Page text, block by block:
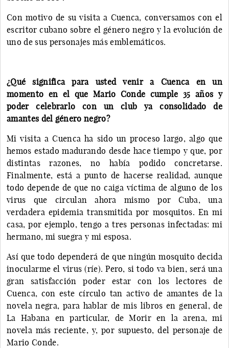
Con motivo de su visita a Cuenca, conversamos con el
escritor cubano sobre el género negro y la evolución de
uno de sus personajes más emblemáticos.
¿Qué significa para usted venir a Cuenca en un
momento en el que Mario Conde cumple 35 años y
poder celebrarlo con un club ya consolidado de
amantes del género negro?
Mi visita a Cuenca ha sido un proceso largo, algo que
hemos estado madurando desde hace tiempo y que, por
distintas razones, no había podido concretarse.
Finalmente, está a punto de hacerse realidad, aunque
todo depende de que no caiga víctima de alguno de los
virus que circulan ahora mismo por Cuba, una
verdadera epidemia transmitida por mosquitos. En mi
casa, por ejemplo, tengo a tres personas infectadas: mi
hermano, mi suegra y mi esposa.
Así que todo dependerá de que ningún mosquito decida
inocularme el virus (ríe). Pero, si todo va bien, será una
gran satisfacción poder estar con los lectores de
Cuenca, con este círculo tan activo de amantes de la
novela negra, para hablar de mis libros en general, de
La Habana en particular, de Morir en la arena, mi
novela más reciente, y, por supuesto, del personaje de
Mario Conde.